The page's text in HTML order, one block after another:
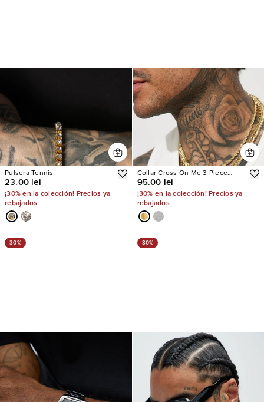
Pulsera Tennis
23.00 lei
¡30% en la colección! Precios ya
rebajados
Collar Cross On Me 3 Piece
Chain
95.00 lei
¡30% en la colección! Precios ya
rebajados
30% 30%